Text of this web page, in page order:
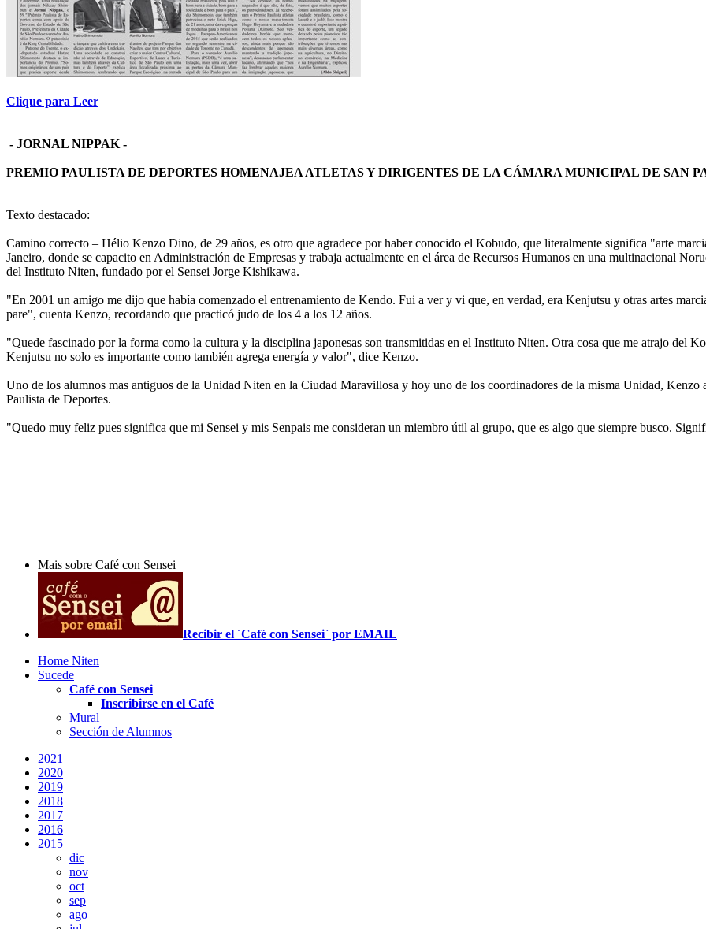
Clique para Leer
- JORNAL NIPPAK -
PREMIO PAULISTA DE DEPORTES HOMENAJEA ATLETAS Y DIRIGENTES DE LA CÁMARA MUNICIPAL DE SAN
Texto destacado:
Camino correcto – Hélio Kenzo Dino, de 29 años, es otro que agradece por haber conocido el Kobudo, que literalmente significa "arte
Janeiro, donde se capacito en Administración de Empresas y trabaja actualmente en el área de Recursos Humanos en una multinacional
del Instituto Niten, fundado por el Sensei Jorge Kishikawa.
"En 2001 un amigo me dijo que había comenzado el entrenamiento de Kendo. Fui a ver y vi que, en verdad, era Kenjutsu y otras artes
pare", cuenta Kenzo, recordando que practicó judo de los 4 a los 12 años.
"Quede fascinado por la forma como la cultura y la disciplina japonesas son transmitidas en el Instituto Niten. Otra cosa que me atrajo del
Kenjutsu no solo es importante como también agrega energía y valor", dice Kenzo.
Uno de los alumnos mas antiguos de la Unidad Niten en la Ciudad Maravillosa y hoy uno de los coordinadores de la misma Unidad,
Paulista de Deportes.
"Quedo muy feliz pues significa que mi Sensei y mis Senpais me consideran un miembro útil al grupo, que es algo que siempre busco.
Mais sobre Café con Sensei
Recibir el ´Café con Sensei` por EMAIL
Home Niten
Sucede
Café con Sensei
Inscribirse en el Café
Mural
Sección de Alumnos
2021
2020
2019
2018
2017
2016
2015
dic
nov
oct
sep
ago